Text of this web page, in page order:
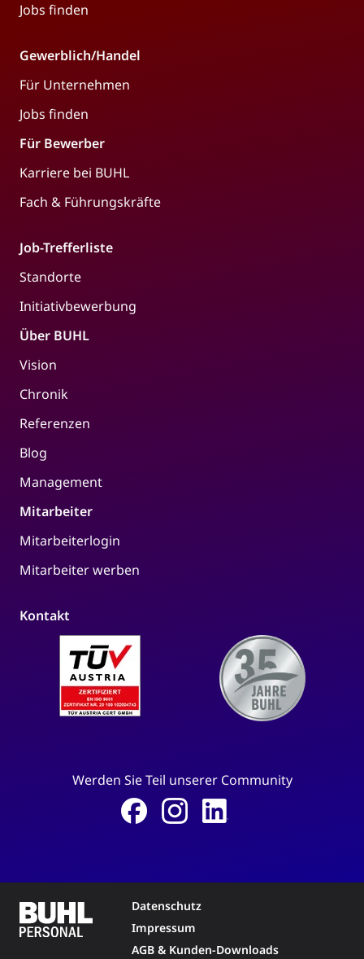
Jobs finden
Gewerblich/Handel
Für Unternehmen
Jobs finden
Für Bewerber
Karriere bei BUHL
Fach & Führungskräfte
Job-Trefferliste
Standorte
Initiativbewerbung
Über BUHL
Vision
Chronik
Referenzen
Blog
Management
Mitarbeiter
Mitarbeiterlogin
Mitarbeiter werben
Kontakt
Werden Sie Teil unserer Community
Datenschutz
Impressum
AGB & Kunden-Downloads